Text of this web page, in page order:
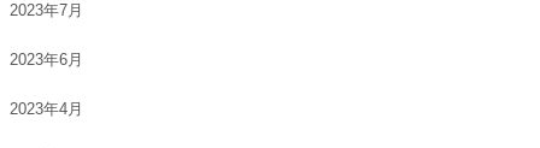
2023年7月
2023年6月
2023年4月